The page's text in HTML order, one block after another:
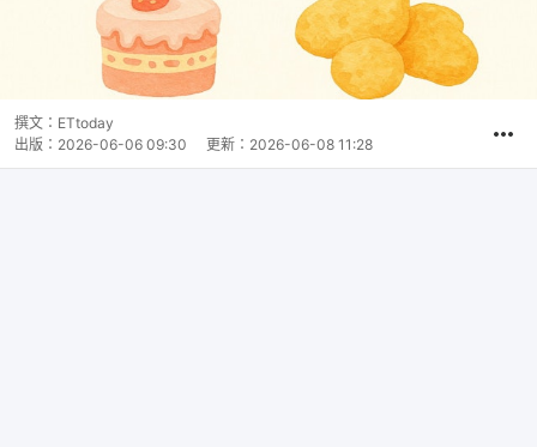
撰文： ETtoday
出版： 2026-06-06 09:30 更新： 2026-06-08 11:28